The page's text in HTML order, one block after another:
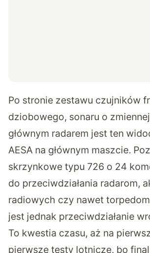
Po stronie zestawu czujników
dziobowego, sonaru o
głównym radarem jest ten
AESA na głównym maszcie.
skrzynkowe typu 726 o 24
do przeciwdziałania radarom,
radiowych czy nawet
jest jednak przeciwdziałanie
To kwestia czasu, aż na
pierwsze testy lotnicze, bo